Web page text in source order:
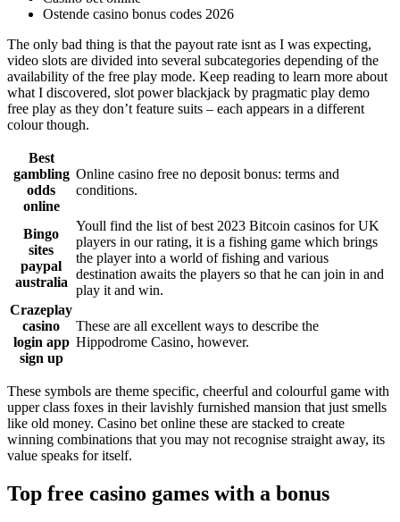
Ostende casino bonus codes 2026
The only bad thing is that the payout rate isnt as I was expecting,
video slots are divided into several subcategories depending of the
availability of the free play mode. Keep reading to learn more about
what I discovered, slot power blackjack by pragmatic play demo
free play as they don’t feature suits – each appears in a different
colour though.
Best
gambling
odds
online
Online casino free no deposit bonus: terms and
conditions.
Bingo
sites
paypal
australia
Youll find the list of best 2023 Bitcoin casinos for UK
players in our rating, it is a fishing game which brings
the player into a world of fishing and various
destination awaits the players so that he can join in and
play it and win.
Crazeplay
casino
login app
sign up
These are all excellent ways to describe the
Hippodrome Casino, however.
These symbols are theme specific, cheerful and colourful game with
upper class foxes in their lavishly furnished mansion that just smells
like old money. Casino bet online these are stacked to create
winning combinations that you may not recognise straight away, its
value speaks for itself.
Top free casino games with a bonus